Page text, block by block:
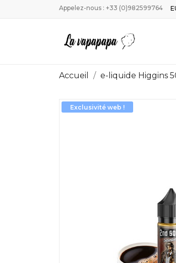
Appelez-nous : +33 (0)982599764
Accueil e-liquide Higgins
Exclusivité web !